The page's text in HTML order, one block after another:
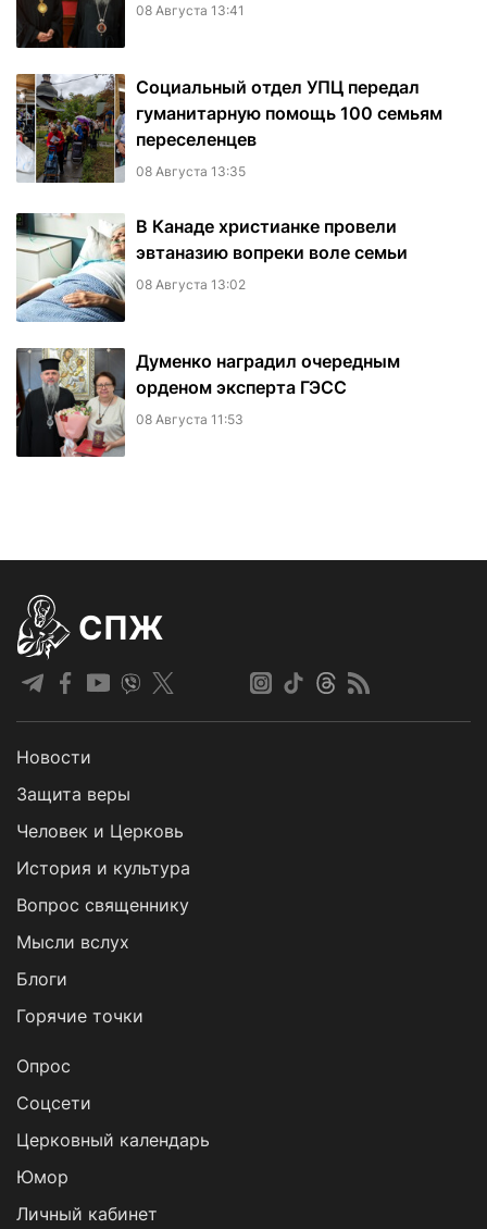
08 Августа 13:41
Социальный отдел УПЦ передал
гуманитарную помощь 100 семьям
переселенцев
08 Августа 13:35
В Канаде христианке провели
эвтаназию вопреки воле семьи
08 Августа 13:02
Думенко наградил очередным
орденом эксперта ГЭСС
08 Августа 11:53
СПЖ
Новости
Защита веры
Человек и Церковь
История и культура
Вопрос священнику
Мысли вслух
Блоги
Горячие точки
Опрос
Cоцсети
Церковный календарь
Юмор
Личный кабинет